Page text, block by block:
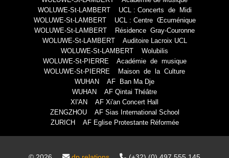
WOLUWE-St-LAMBERT UCL : Concerts de Midi
WOLUWE-St-LAMBERT UCL : Centre Œcuménique
WOLUWE-St-LAMBERT Résidence Gray-Couronne
WOLUWE-St-LAMBERT Auditoire Lacroix UCL
WOLUWE-St-LAMBERT Wolubilis
WOLUWE-St-PIERRE Académie de musique
WOLUWE-St-PIERRE Maison de la Culture
WUHAN AF Ban Ma Dje
WUHAN AF Qintai Théâtre
XI'AN AF Xi'an Concert Hall
ZENGZHOU AF Sias International School
ZURICH AF Eglise Protestante Réformée